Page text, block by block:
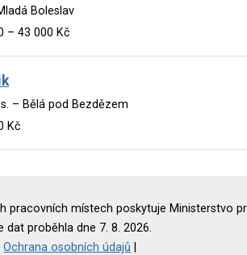
Boleslav
– 43 000 Kč
– Bělá pod Bezdězem
Kč
pracovních místech poskytuje Ministerstvo
dat proběhla dne 7. 8. 2026.
|Ochrana osobních údajů